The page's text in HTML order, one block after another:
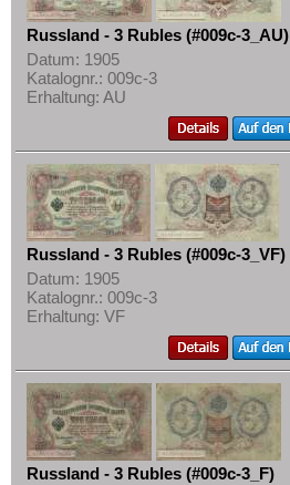
Russland - 3 Rubles (#009c-3_AU)
Datum: 1905
Katalognr.: 009c-3
Erhaltung: AU
Russland - 3 Rubles (#009c-3_VF)
Datum: 1905
Katalognr.: 009c-3
Erhaltung: VF
Russland - 3 Rubles (#009c-3_F)